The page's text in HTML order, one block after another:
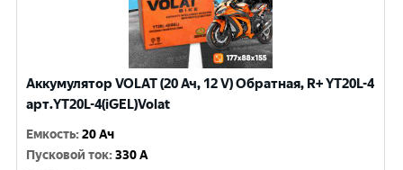
Аккумулятор VOLAT (20 Ач, 12 V) Обратная, R+ YT20L-4
арт.YT20L-4(iGEL)Volat
Емкость:20 Ач
Пусковой ток:330 A